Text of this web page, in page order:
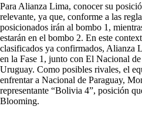
Para Alianza Lima, conocer su
relevante, ya que, conforme a las
posicionados irán al bombo 1,
estarán en el bombo 2. En este
clasificados ya confirmados, Alianza
en la Fase 1, junto con El Nacional
Uruguay. Como posibles rivales, el
enfrentar a Nacional de Paraguay,
representante “Bolivia 4”, posición
Blooming.